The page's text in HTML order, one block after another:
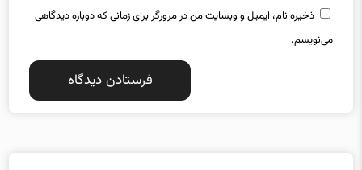
ذخیره نام، ایمیل و وبسایت من در مرورگر برای زمانی که دوباره دیدگاهی
می‌نویسم.